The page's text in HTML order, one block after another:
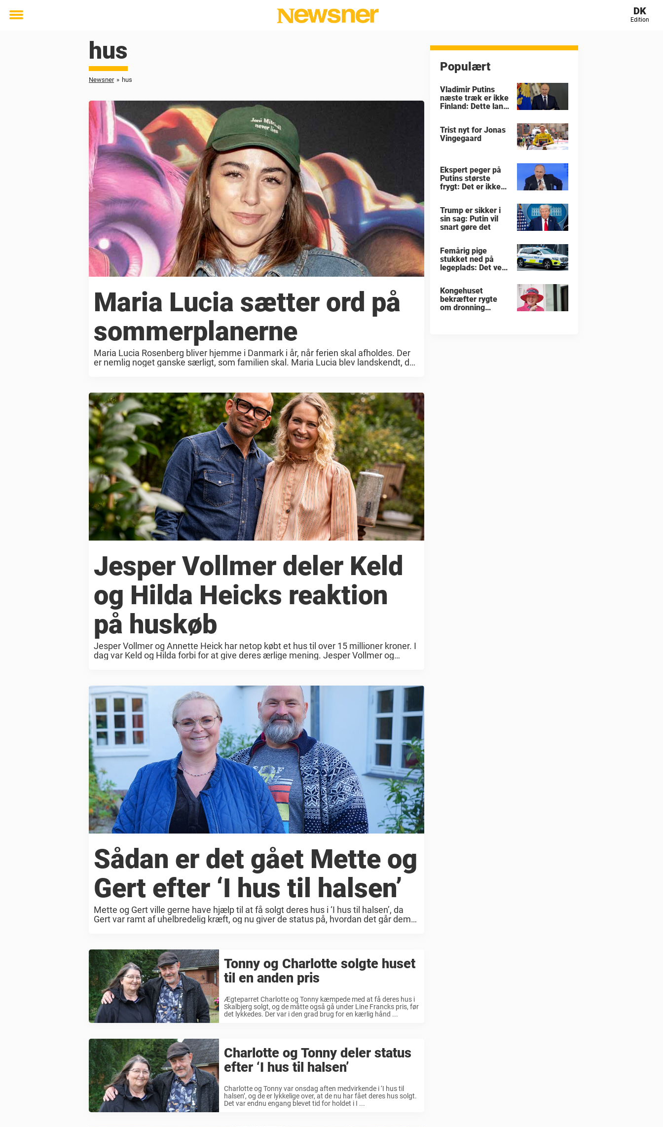
Toggle
DK
Edition
hus
Newsner » hus
Maria Lucia sætter ord på
sommerplanerne
Maria Lucia Rosenberg bliver hjemme i Danmark i år, når ferien skal afholdes. Der
er nemlig noget ganske særligt, som familien skal. Maria Lucia blev landskendt, da
Jesper Vollmer deler Keld
og Hilda Heicks reaktion
på huskøb
Jesper Vollmer og Annette Heick har netop købt et hus til over 15 millioner kroner. I
dag var Keld og Hilda forbi for at give deres ærlige mening. Jesper Vollmer og
Sådan er det gået Mette og
Gert efter ‘I hus til halsen’
Mette og Gert ville gerne have hjælp til at få solgt deres hus i ‘I hus til halsen’, da
Gert var ramt af uhelbredelig kræft, og nu giver de status på, hvordan det går dem
Tonny og Charlotte solgte huset
til en anden pris
Ægteparret Charlotte og Tonny kæmpede med at få deres hus i
Skalbjerg solgt, og de måtte også gå under Line Francks pris, før
det lykkedes. Der var i den grad brug for en kærlig hånd ...
Charlotte og Tonny deler status
efter ‘I hus til halsen’
Charlotte og Tonny var onsdag aften medvirkende i ‘I hus til
halsen’, og de er lykkelige over, at de nu har fået deres hus solgt.
Det var endnu engang blevet tid for holdet i I ...
Populært
Vladimir Putins
næste træk er ikke
Finland: Dette land
Trist nyt for Jonas
Vingegaard
Ekspert peger på
Putins største
frygt: Det er ikke
Trump er sikker i
sin sag: Putin vil
snart gøre det
Femårig pige
stukket ned på
legeplads: Det ved
Kongehuset
bekræfter rygte
om dronning